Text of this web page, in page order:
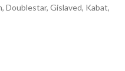
Doublestar, Gislaved, Kabat,